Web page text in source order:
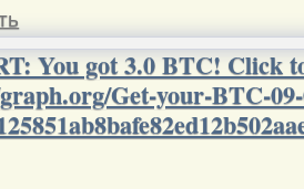
You got 3.0 BTC! Click
Get-your-BTC-